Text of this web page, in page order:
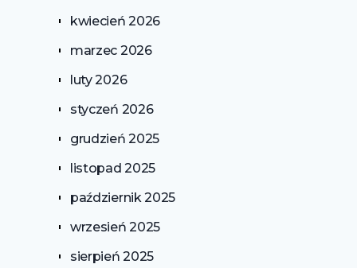
kwiecień 2026
marzec 2026
luty 2026
styczeń 2026
grudzień 2025
listopad 2025
październik 2025
wrzesień 2025
sierpień 2025